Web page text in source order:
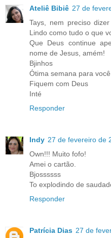
Ateliê Bibiê 27 de
Tays, nem preciso
Lindo como tudo o que
Que Deus continue
nome de Jesus, amém!
Bjinhos
Ótima semana para
Fiquem com Deus
Inté
Responder
Indy 27 de fevereiro de
Own!!! Muito fofo!
Amei o cartão.
Bjossssss
To explodindo de
Responder
Patrícia Dias 27 de